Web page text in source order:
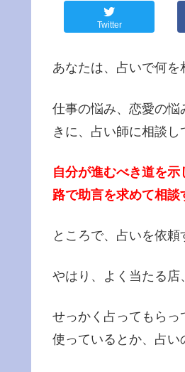
Twitter
あなたは、占いで何を
仕事の悩み、恋愛の悩
きに、占い師に相談し
自分が進むべき道を
路で助言を求めて相談
ところで、占いを依
やはり、よく当たる店
せっかく占ってもら
使っているとか、占い